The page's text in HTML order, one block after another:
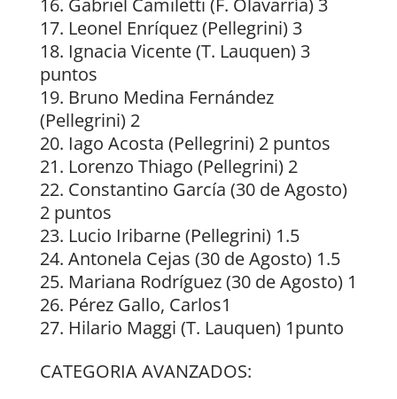
Gabriel Camiletti (F. Olavarría) 3
Leonel Enríquez (Pellegrini) 3
Ignacia Vicente (T. Lauquen) 3
puntos
Bruno Medina Fernández
(Pellegrini) 2
Iago Acosta (Pellegrini) 2 puntos
Lorenzo Thiago (Pellegrini) 2
Constantino García (30 de Agosto)
2 puntos
Lucio Iribarne (Pellegrini) 1.5
Antonela Cejas (30 de Agosto) 1.5
Mariana Rodríguez (30 de Agosto) 1
Pérez Gallo, Carlos1
Hilario Maggi (T. Lauquen) 1punto
CATEGORIA AVANZADOS: